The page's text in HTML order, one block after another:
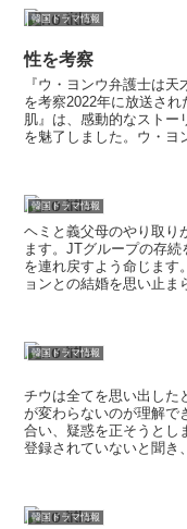
韓国ドラマ情報
性を考察
『ウ・ヨンウ弁護士は
を考察2022年に放送さ
肌』は、感動的なストー
を魅了しました。ウ・ヨ
韓国ドラマ情報
ヘミと義父母のやり取り
ます。JTグループの存
を連れ戻すよう命じます
ョンとの結婚を思い止ま
韓国ドラマ情報
チウは全てを思い出した
が変わらないのが理解で
合い、疑惑を正そうとし
登録されていないと聞き
韓国ドラマ情報